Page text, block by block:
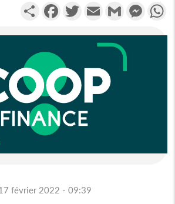
PartagerFacebookTwitterEmail Gmail
février 2022 - 09:39